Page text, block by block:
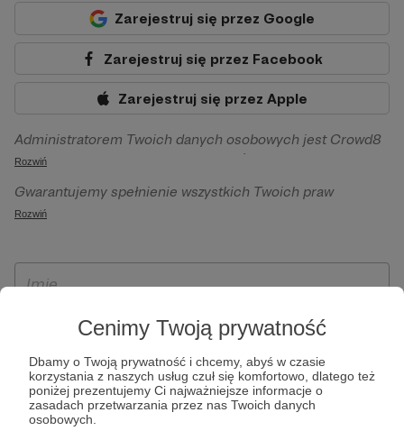
Cenimy Twoją prywatność
Dbamy o Twoją prywatność i chcemy, abyś w czasie
korzystania z naszych usług czuł się komfortowo, dlatego też
poniżej prezentujemy Ci najważniejsze informacje o
zasadach przetwarzania przez nas Twoich danych
osobowych.
Zarejestruj się przez Google
Zarejestruj się przez Facebook
Zarejestruj się przez Apple
Administratorem Twoich danych osobowych jest Crowd8
sp. z o.o. z siedziba w Warszawie, ul. Żwirki i Wigury 16, 02-
092 Warszawa. Twoje dane osobowe będą przetwarzane w
szczególności w celu wykonania umowy zawartej z Tobą, w
Patronite.pl, w tym możliwości dokonywania oraz
otrzymywania wsparcia na naszej platformie oraz
Rozwiń
Gwarantujemy spełnienie wszystkich Twoich praw
wynikających z ogólnego rozporządzenia o ochronie
ich przenoszenia, niepodlegania zautomatyzowanemu
wyrażenia sprzeciwu wobec przetwarzania Twoich danych
osobowych. Rejestracja dla osób niepełnoletnich możliwa
jest po przekazaniu podpisanego formularza "Zgodna na
założenie konta przez osobę niepełnoletnią", formularz
dostępny jest na stronie regulaminu Patronite.pl.
Rozwiń